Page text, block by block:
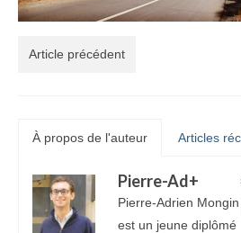
Article précédent
À propos de l'auteur Articles
Pierre-Ad+
Pierre-Adrien Mongin
est un jeune diplômé